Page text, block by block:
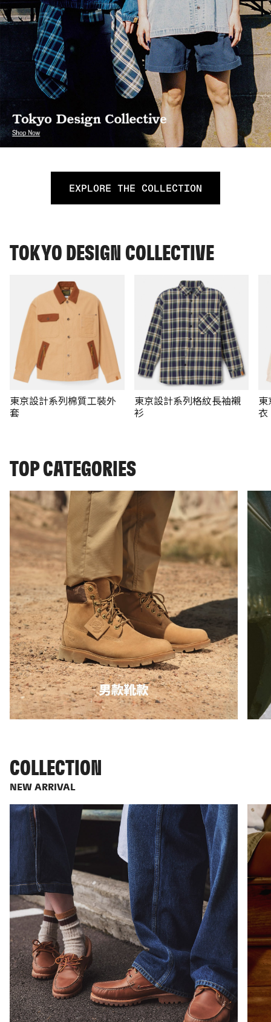
EXPLORE THE COLLECTION
TOKYO DESIGN COLLECTIVE
東京設計系列棉質工裝外
套
東京設計系列格紋長袖襯
衫
東
衣
TOP CATEGORIES
COLLECTION
NEW ARRIVAL